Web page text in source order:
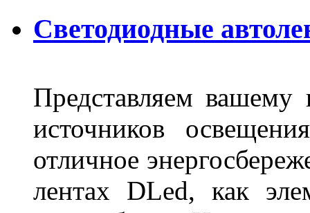
Светодиодные
Представляем
источников
отличное
лентах DLed, как